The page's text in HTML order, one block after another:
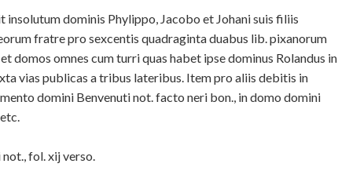
insolutum dominis Phylippo, Jacobo et Johani suis filiis
fratre pro sexcentis quadraginta duabus lib. pixanorum
domos omnes cum turri quas habet ipse dominus Rolandus in
vias publicas a tribus lateribus. Item pro aliis debitis in
domini Benvenuti not. facto neri bon., in domo domini
fol. xij verso.